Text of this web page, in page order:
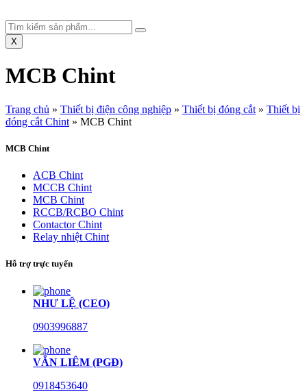
X
MCB Chint
Trang chủ » Thiết bị điện công nghiệp » Thiết bị đóng cắt » Thiết bị
đóng cắt Chint » MCB Chint
MCB Chint
ACB Chint
MCCB Chint
MCB Chint
RCCB/RCBO Chint
Contactor Chint
Relay nhiệt Chint
Hỗ trợ trực tuyến
NHƯ LỆ (CEO)
0903996887
VĂN LIÊM (PGĐ)
0918453640